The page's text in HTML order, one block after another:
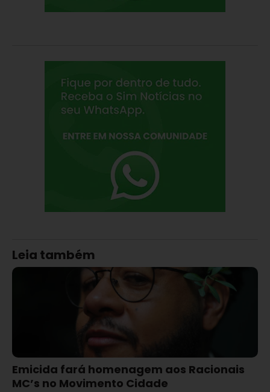
Leia também
Emicida fará homenagem aos Racionais
MC’s no Movimento Cidade